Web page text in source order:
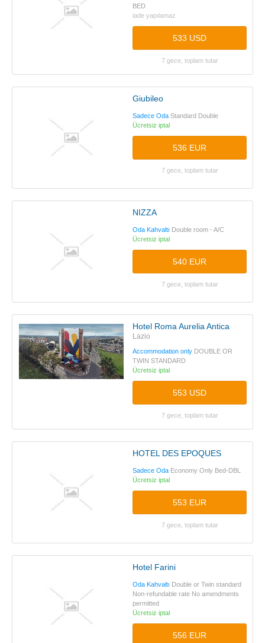
BED
iade yapılamaz
533 USD
7 gece, toplam tutar
Giubileo
Sadece Oda Standard Double
Ücretsiz iptal
536 EUR
7 gece, toplam tutar
NIZZA
Oda Kahvaltı Double room - A/C
Ücretsiz iptal
540 EUR
7 gece, toplam tutar
Hotel Roma Aurelia Antica
Lazio
Accommodation only DOUBLE OR
TWIN STANDARD
Ücretsiz iptal
553 USD
7 gece, toplam tutar
HOTEL DES EPOQUES
Sadece Oda Economy Only Bed-DBL
Ücretsiz iptal
553 EUR
7 gece, toplam tutar
Hotel Farini
Oda Kahvaltı Double or Twin standard
Non-refundable rate No amendments
permitted
Ücretsiz iptal
556 EUR